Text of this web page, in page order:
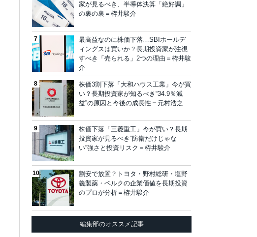
家が見るべき、半導体決算「絶好調」
の裏の裏＝栫井駿介
最高益なのに株価下落…SBIホールデ
ィングスは買いか？長期投資家が注視
すべき「売られる」2つの理由＝栫井駿
介
株価3割下落「大和ハウス工業」今が買
い？長期投資家が知るべき“34.9％減
益”の原因と今後の成長性＝元村浩之
株価下落「三菱重工」今が買い？長期
投資家が見るべき“防衛だけじゃな
い”強さと投資リスク＝栫井駿介
割安で放置？トヨタ・野村総研・塩野
義製薬・ベルクの企業価値を長期投資
のプロが分析＝栫井駿介
編集部のオススメ記事